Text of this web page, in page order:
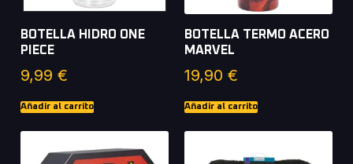
BOTELLA HIDRO ONE
PIECE
9,99 €
Añadir al carrito
BOTELLA TERMO ACERO
MARVEL
19,90 €
Añadir al carrito